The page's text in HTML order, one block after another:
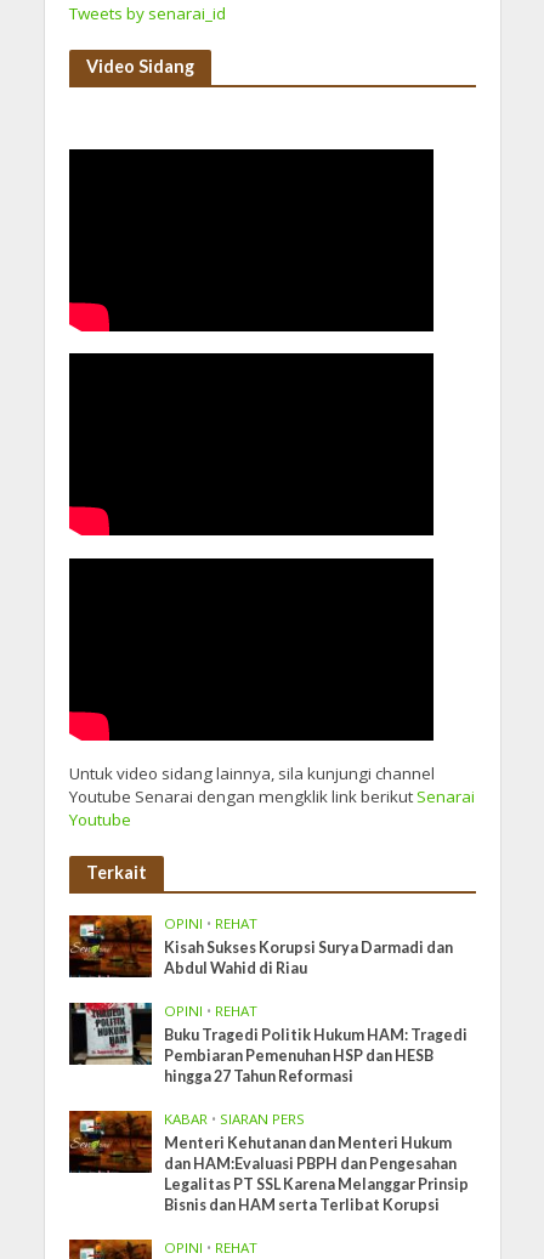
Tweets by senarai_id
Video Sidang
Untuk video sidang lainnya, sila kunjungi channel
Youtube Senarai dengan mengklik link berikutSenarai
Youtube
Terkait
OPINI • REHAT
Kisah Sukses Korupsi Surya Darmadi dan
Abdul Wahid di Riau
OPINI • REHAT
Buku Tragedi Politik Hukum HAM: Tragedi
Pembiaran Pemenuhan HSP dan HESB
hingga 27 Tahun Reformasi
KABAR • SIARAN PERS
Menteri Kehutanan dan Menteri Hukum
dan HAM:Evaluasi PBPH dan Pengesahan
Legalitas PT SSL Karena Melanggar Prinsip
Bisnis dan HAM serta Terlibat Korupsi
OPINI • REHAT